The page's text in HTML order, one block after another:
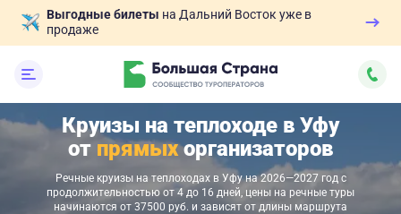
Выгодные билеты на Дальний Восток уже в
продаже
Круизы на теплоходе в Уфу
от прямыхорганизаторов
Речные круизы на теплоходах в Уфу на 2026—2027 год с
продолжительностью от 4 до 16 дней, цены на речные туры
начинаются от 37500 руб. и зависят от длины маршрута